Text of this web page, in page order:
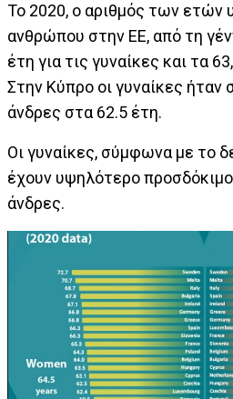
Το 2020, ο αριθμός των ετών
ανθρώπου στην ΕΕ, από τη
έτη για τις γυναίκες και τα
Στην Κύπρο οι γυναίκες ήταν
άνδρες στα 62.5 έτη.
Οι γυναίκες, σύμφωνα με το
έχουν υψηλότερο
άνδρες.